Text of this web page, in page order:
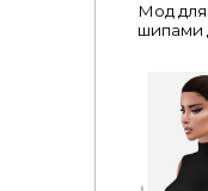
Мод для
шипами